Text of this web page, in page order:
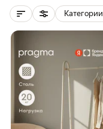
Категории